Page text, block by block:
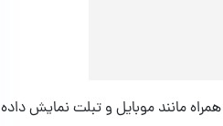
مانند موبایل و تبلت نمایش داده